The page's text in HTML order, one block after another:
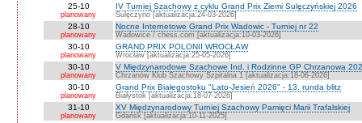
25-10
planowany
IV Turniej Szachowy z cyklu Grand Prix Ziemi Sulęczyńskiej 2026
Sulęczyno [aktualizacja:24-03-2026]
28-10
planowany
Nocne Internetowe Grand Prix Wadowic - Turniej nr 22
Wadowice / chess.com [aktualizacja:10-03-2026]
30-10
planowany
GRAND PRIX POLONII WROCŁAW
Wrocław [aktualizacja:25-05-2026]
30-10
planowany
V Międzynarodowe Szachowe Ind. i Rodzinne GP Chrzanowa
Chrzanów Klub Szachowy Szpitalna 1 [aktualizacja:18-06-2026]
30-10
planowany
Grand Prix Białegostoku "Lato-Jesień 2026" - 13. runda blitz
Białystok [aktualizacja:18-07-2026]
31-10
planowany
XV Międzynarodowy Turniej Szachowy Pamięci Marii Trafalskiej
Gdańsk [aktualizacja:10-11-2025]